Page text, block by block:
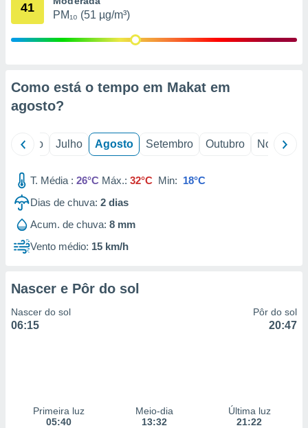
de
1199
41
PM₁₀ (51 µg/m³)
Como está o tempo em Makat em
agosto?
Junho Julho Agosto Setembro Outubro Novembro
T. Média : 26°C Máx.: 32°C Min: 18°C
Dias de chuva: 2 dias
Acum. de chuva: 8 mm
Vento médio: 15 km/h
Nascer e Pôr do sol
Nascer do sol
06:15
Pôr do sol
20:47
Primeira luz
05:40
Meio-dia
13:32
Última luz
21:22